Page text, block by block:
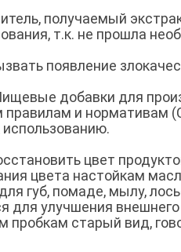
получаемый
т.к. не прошла
появление
добавки для
и нормативам
цвет
цвета настойкам
губ, помаде, мылу,
для улучшения
пробкам старый вид,